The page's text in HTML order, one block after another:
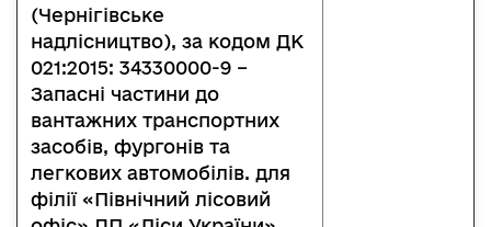
(Чернігівське
надлісництво), за кодом ДК
021:2015: 34330000-9 –
Запасні частини до
вантажних транспортних
засобів, фургонів та
легкових автомобілів. для
філії «Північний лісовий